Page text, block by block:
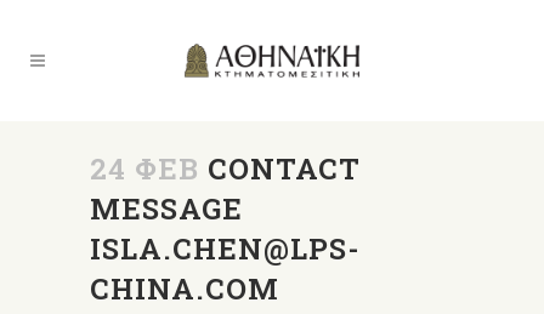
24 ΦΕΒ CONTACT
MESSAGE
ISLA.CHEN@LPS-
CHINA.COM